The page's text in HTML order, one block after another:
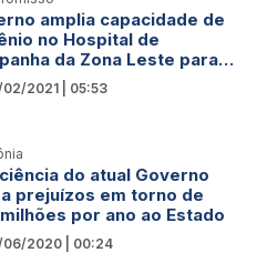
amplia capacidade de
no Hospital de
da Zona Leste para
da Covid-19
2021 | 05:53
do atual Governo
prejuízos em torno de
por ano ao Estado
06/2020 | 00:24